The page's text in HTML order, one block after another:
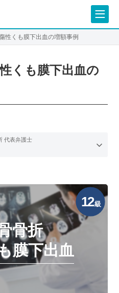
性くも膜下出血の増額事例
くも膜下出血の
代表弁護士
12級
骨折
膜下出血